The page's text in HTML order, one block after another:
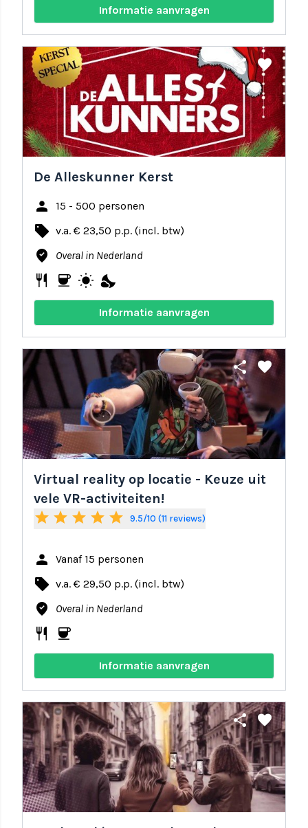
Informatie aanvragen
share favorite
De Alleskunner Kerst
person 15 - 500 personen
local_offer v.a. € 23,50 p.p. (incl. btw)
where_to_vote Overal in Nederland
restaurant coffee wb_sunny nights_stay
Informatie aanvragen
share favorite
Virtual reality op locatie - Keuze uit
vele VR-activiteiten!
star star star star star 9.5/10 (11 reviews)
person Vanaf 15 personen
local_offer v.a. € 29,50 p.p. (incl. btw)
where_to_vote Overal in Nederland
restaurant coffee
Informatie aanvragen
share favorite